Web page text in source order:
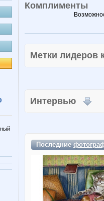
Комплименты
Метки
Интервью
Последние